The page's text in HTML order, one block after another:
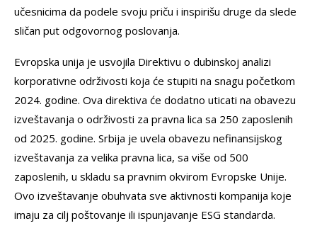
učesnicima da podele svoju priču i inspirišu druge da slede
sličan put odgovornog poslovanja.
Evropska unija je usvojila Direktivu o dubinskoj analizi
korporativne održivosti koja će stupiti na snagu početkom
2024. godine. Ova direktiva će dodatno uticati na obavezu
izveštavanja o održivosti za pravna lica sa 250 zaposlenih
od 2025. godine. Srbija je uvela obavezu nefinansijskog
izveštavanja za velika pravna lica, sa više od 500
zaposlenih, u skladu sa pravnim okvirom Evropske Unije.
Ovo izveštavanje obuhvata sve aktivnosti kompanija koje
imaju za cilj poštovanje ili ispunjavanje ESG standarda.